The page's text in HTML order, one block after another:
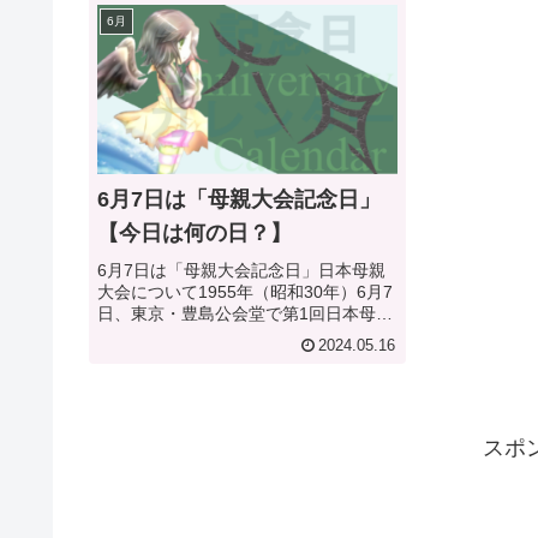
6月
6月7日は「母親大会記念日」
【今日は何の日？】
6月7日は「母親大会記念日」日本母親
大会について1955年（昭和30年）6月7
日、東京・豊島公会堂で第1回日本母親
大会が開催されました。約2000人が参
加したこの大会は、母親たちが社会問
2024.05.16
スポ